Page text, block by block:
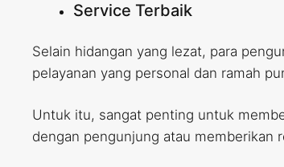
Service Terbaik
Selain hidangan yang lezat, para
pelayanan yang personal dan ramah
Untuk itu, sangat penting untuk
dengan pengunjung atau memberikan